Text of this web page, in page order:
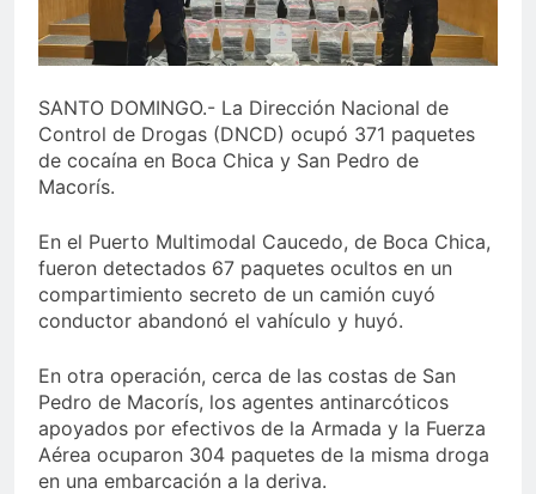
Juegos de Azar
Metro de SD amplía
horario por Juegos
Centroamericanos
SANTO DOMINGO.- La Dirección Nacional de
Control de Drogas (DNCD) ocupó 371 paquetes
de cocaína en Boca Chica y San Pedro de
Macorís.
En el Puerto Multimodal Caucedo, de Boca Chica,
fueron detectados 67 paquetes ocultos en un
compartimiento secreto de un camión cuyó
conductor abandonó el vahículo y huyó.
En otra operación, cerca de las costas de San
Pedro de Macorís, los agentes antinarcóticos
apoyados por efectivos de la Armada y la Fuerza
Aérea ocuparon 304 paquetes de la misma droga
en una embarcación a la deriva.